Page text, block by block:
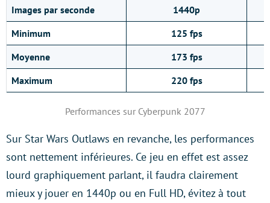
Images par seconde
1440p
Minimum
125 fps
Moyenne
173 fps
Maximum
220 fps
Performances sur Cyberpunk 2077
Sur Star Wars Outlaws en revanche, les performances
sont nettement inférieures. Ce jeu en effet est assez
lourd graphiquement parlant, il faudra clairement
mieux y jouer en 1440p ou en Full HD, évitez à tout